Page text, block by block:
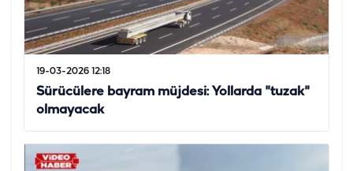
19-03-2026 12:18
Sürücülere bayram müjdesi: Yollarda "tuzak"
olmayacak